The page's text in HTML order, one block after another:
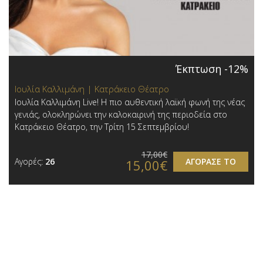
Έκπτωση -12%
Ιουλία Καλλιμάνη | Κατράκειο Θέατρο
Ιουλία Καλλιμάνη Live! Η πιο αυθεντική λαϊκή φωνή της νέας
γενιάς, ολοκληρώνει την καλοκαιρινή της περιοδεία στο
Κατράκειο Θέατρο, την Τρίτη 15 Σεπτεμβρίου!
Αγορές: 26 ΑΓΟΡΑΣΕ ΤΟ
17,00€
15,00€